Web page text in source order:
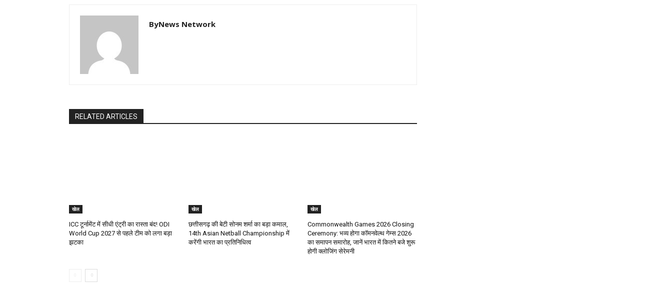
ByNews Network
RELATED ARTICLES
खेल
ICC टूर्नामेंट में सीधी एंट्री का रास्ता बंद! ODI
World Cup 2027 से पहले टीम को लगा बड़ा
झटका
खेल
छत्तीसगढ़ की बेटी सोनम शर्मा का बड़ा कमाल,
14th Asian Netball Championship में
करेंगी भारत का प्रतिनिधित्व
खेल
Commonwealth Games 2026 Closing
Ceremony: भव्य होगा कॉमनवेल्थ गेम्स 2026
का समापन समारोह, जानें भारत में कितने बजे शुरू
होगी क्लोजिंग सेरेमनी